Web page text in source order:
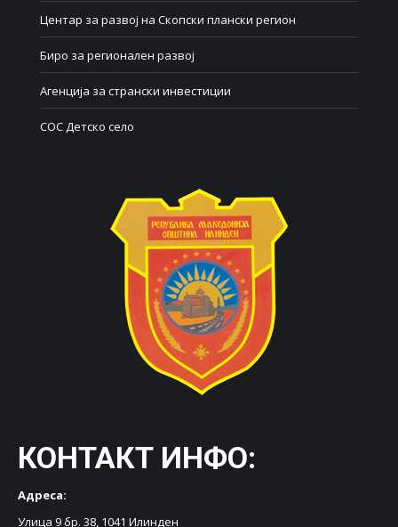
Центар за развој на Скопски плански регион
Биро за регионален развој
Агенција за странски инвестиции
СОС Детско село
КОНТАКТ ИНФО:
Адреса:
Улица 9 бр. 38, 1041 Илинден